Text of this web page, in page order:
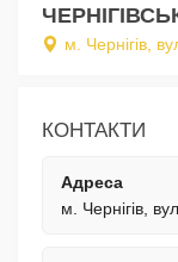
м. Чернігів,
КОНТАКТИ
Адреса
м. Чернігів,